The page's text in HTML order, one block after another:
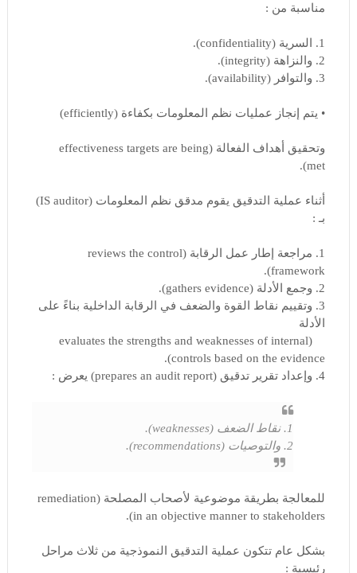
مناسبة من :
1. السرية (confidentiality).
2. والنزاهة (integrity).
3. والتوافر (availability).
• يتم إنجاز عمليات نظم المعلومات بكفاءة (efficiently)
وتحقيق أهداف الفعالة (effectiveness targets are being
met).
أثناء عملية التدقيق يقوم مدقق نظم المعلومات (IS auditor)
بـ :
1. مراجعة إطار عمل الرقابة (reviews the control
framework).
2. وجمع الأدلة (gathers evidence).
3. وتقييم نقاط القوة والضعف في الرقابة الداخلية بناءً على
الأدلة
(evaluates the strengths and weaknesses of internal
controls based on the evidence).
4. وإعداد تقرير تدقيق (prepares an audit report) يعرض :
1. نقاط الضعف (weaknesses).
2. والتوصيات (recommendations).
للمعالجة بطريقة موضوعية لأصحاب المصلحة (remediation
in an objective manner to stakeholders).
بشكل عام تتكون عملية التدقيق النموذجية من ثلاث مراحل
رئيسية :